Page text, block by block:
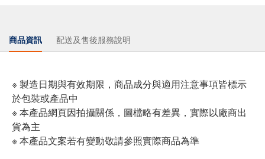
商品資訊 配送及售後服務說明
※ 製造日期與有效期限，商品成分與適用注意事項皆標示
於包裝或產品中
※ 本產品網頁因拍攝關係，圖檔略有差異，實際以廠商出
貨為主
※ 本產品文案若有變動敬請參照實際商品為準